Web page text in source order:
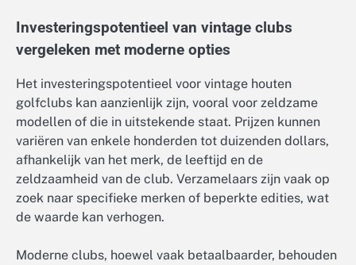
Investeringspotentieel van vintage clubs
vergeleken met moderne opties
Het investeringspotentieel voor vintage houten
golfclubs kan aanzienlijk zijn, vooral voor zeldzame
modellen of die in uitstekende staat. Prijzen kunnen
variëren van enkele honderden tot duizenden dollars,
afhankelijk van het merk, de leeftijd en de
zeldzaamheid van de club. Verzamelaars zijn vaak op
zoek naar specifieke merken of beperkte edities, wat
de waarde kan verhogen.
Moderne clubs, hoewel vaak betaalbaarder, behouden